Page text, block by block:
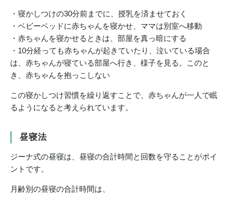
・寝かしつけの30分前までに、授乳を済ませておく
・ベビーベッドに赤ちゃんを寝かせ、ママは別室へ移動
・赤ちゃんを寝かせるときは、部屋を真っ暗にする
・10分経っても赤ちゃんが起きていたり、泣いている場合
は、赤ちゃんが寝ている部屋へ行き、様子を見る。このと
き、赤ちゃんを抱っこしない
この寝かしつけ習慣を繰り返すことで、赤ちゃんが一人で眠
るようになると考えられています。
昼寝法
ジーナ式の昼寝は、昼寝の合計時間と回数を守ることがポイ
ントです。
月齢別の昼寝の合計時間は、